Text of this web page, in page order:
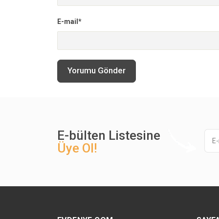
E-mail*
Yorumu Gönder
E-bülten Listesine
Üye Ol!